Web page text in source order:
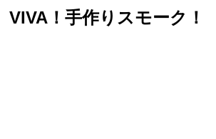
VIVA！手作りスモーク！